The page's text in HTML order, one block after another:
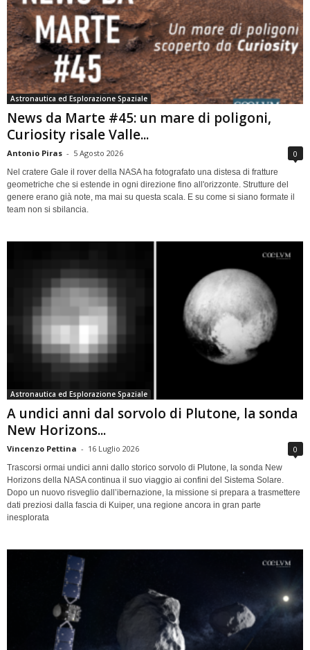
Astronautica ed Esplorazione Spaziale
News da Marte #45: un mare di poligoni,
Curiosity risale Valle...
Antonio Piras - 5 Agosto 2026 0
Nel cratere Gale il rover della NASA ha fotografato una distesa di fratture
geometriche che si estende in ogni direzione fino all'orizzonte. Strutture del
genere erano già note, ma mai su questa scala. E su come si siano formate il
team non si sbilancia.
Astronautica ed Esplorazione Spaziale
A undici anni dal sorvolo di Plutone, la sonda
New Horizons...
Vincenzo Pettina - 16 Luglio 2026 0
Trascorsi ormai undici anni dallo storico sorvolo di Plutone, la sonda New
Horizons della NASA continua il suo viaggio ai confini del Sistema Solare.
Dopo un nuovo risveglio dall’ibernazione, la missione si prepara a trasmettere
dati preziosi dalla fascia di Kuiper, una regione ancora in gran parte
inesplorata